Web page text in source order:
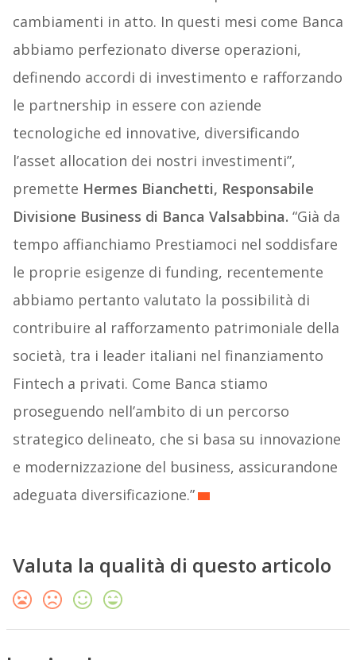
cambiamenti in atto. In questi mesi come Banca
abbiamo perfezionato diverse operazioni,
definendo accordi di investimento e rafforzando
le partnership in essere con aziende
tecnologiche ed innovative, diversificando
l’asset allocation dei nostri investimenti”,
premette Hermes Bianchetti, Responsabile
Divisione Business di Banca Valsabbina. “Già da
tempo affianchiamo Prestiamoci nel soddisfare
le proprie esigenze di funding, recentemente
abbiamo pertanto valutato la possibilità di
contribuire al rafforzamento patrimoniale della
società, tra i leader italiani nel finanziamento
Fintech a privati. Come Banca stiamo
proseguendo nell’ambito di un percorso
strategico delineato, che si basa su innovazione
e modernizzazione del business, assicurandone
adeguata diversificazione.”
Valuta la qualità di questo articolo